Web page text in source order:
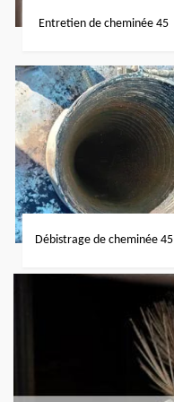
Entretien de cheminée 45
Débistrage de cheminée 45